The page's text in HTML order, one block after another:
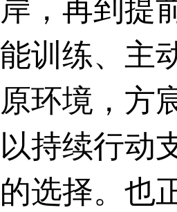
能训练、主
原环境，方
以持续行动
的选择。也